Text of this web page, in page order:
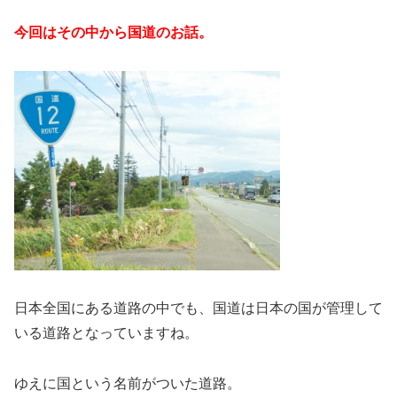
今回はその中から国道のお話。
日本全国にある道路の中でも、国道は日本の国が管理して
いる道路となっていますね。
ゆえに国という名前がついた道路。